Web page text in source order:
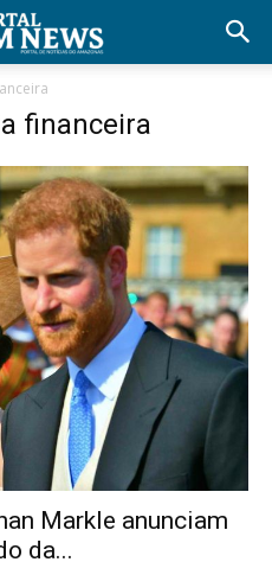
financeira
Markle anunciam
da...